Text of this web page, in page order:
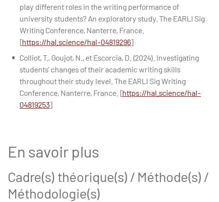
play different roles in the writing performance of
university students? An exploratory study. The EARLI Sig
Writing Conference, Nanterre, France.
[https://hal.science/hal-04819296]
Colliot, T., Goujot, N., et Escorcia, D. (2024). Investigating
students’ changes of their academic writing skills
throughout their study level. The EARLI Sig Writing
Conference, Nanterre, France. [https://hal.science/hal-
04819253]
En savoir plus
Cadre(s) théorique(s) / Méthode(s) /
Méthodologie(s)